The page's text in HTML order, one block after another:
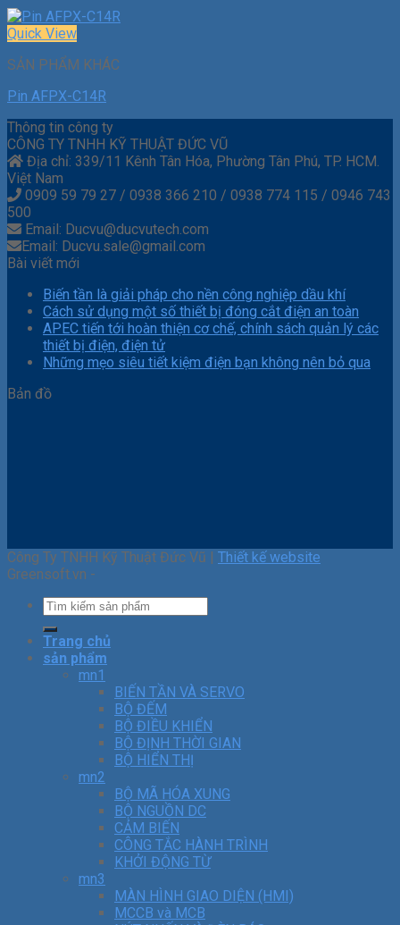
Quick View
SẢN PHẨM KHÁC
Pin AFPX-C14R
Thông tin công ty
CÔNG TY TNHH KỸ THUẬT ĐỨC VŨ
Địa chỉ: 339/11 Kênh Tân Hóa, Phường Tân Phú, TP. HCM.
Việt Nam
0909 59 79 27 / 0938 366 210 / 0938 774 115 / 0946 743
500
Email: Ducvu@ducvutech.com
Email: Ducvu.sale@gmail.com
Bài viết mới
Biến tần là giải pháp cho nền công nghiệp dầu khí
Cách sử dụng một số thiết bị đóng cắt điện an toàn
APEC tiến tới hoàn thiện cơ chế, chính sách quản lý các
thiết bị điện, điện tử
Những mẹo siêu tiết kiệm điện bạn không nên bỏ qua
Bản đồ
Công Ty TNHH Kỹ Thuật Đức Vũ | Thiết kế website
Greensoft.vn -
Trang chủ
sản phẩm
mn1
BIẾN TẦN VÀ SERVO
BỘ ĐẾM
BỘ ĐIỀU KHIỂN
BỘ ĐỊNH THỜI GIAN
BỘ HIỂN THỊ
mn2
BỘ MÃ HÓA XUNG
BỘ NGUỒN DC
CẢM BIẾN
CÔNG TẮC HÀNH TRÌNH
KHỞI ĐỘNG TỪ
mn3
MÀN HÌNH GIAO DIỆN (HMI)
MCCB và MCB